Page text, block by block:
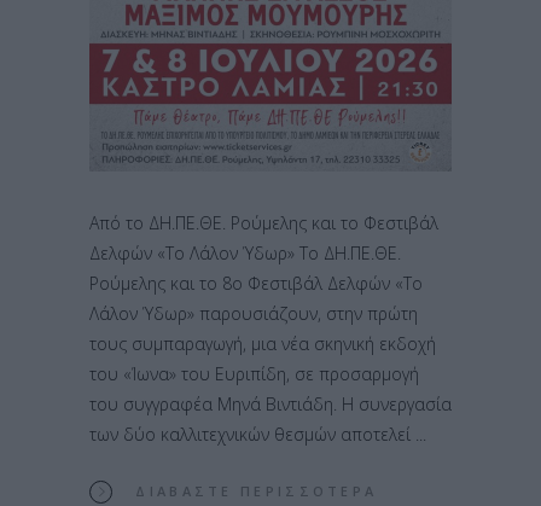
Από το ΔΗ.ΠΕ.ΘΕ. Ρούμελης και το Φεστιβάλ
Δελφών «Το Λάλον Ύδωρ» Το ΔΗ.ΠΕ.ΘΕ.
Ρούμελης και το 8ο Φεστιβάλ Δελφών «Το
Λάλον Ύδωρ» παρουσιάζουν, στην πρώτη
τους συμπαραγωγή, μια νέα σκηνική εκδοχή
του «Ίωνα» του Ευριπίδη, σε προσαρμογή
του συγγραφέα Μηνά Βιντιάδη. Η συνεργασία
των δύο καλλιτεχνικών θεσμών αποτελεί
ΔΙΑΒΆΣΤΕ ΠΕΡΙΣΣΌΤΕΡΑ